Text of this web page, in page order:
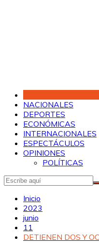
NACIONALES
DEPORTES
ECONÓMICAS
INTERNACIONALES
ESPECTÁCULOS
OPINIONES
POLÍTICAS
Inicio
2023
junio
11
DETIENEN DOS Y